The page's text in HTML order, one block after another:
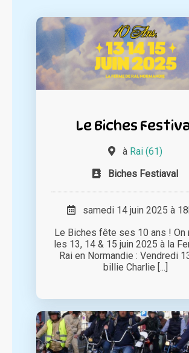
Le Biches
à Rai (61)
Biches Festiaval
samedi 14 juin 2025 à
Le Biches fête ses 10 ans ! On
les 13, 14 & 15 juin 2025 à la
Rai en Normandie : Vendredi
billie Charlie [...]